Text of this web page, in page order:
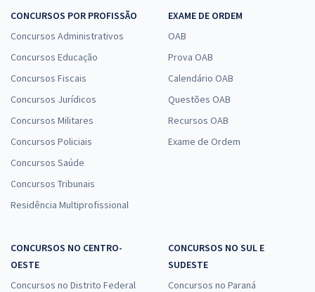
CONCURSOS POR PROFISSÃO
Concursos Administrativos
Concursos Educação
Concursos Fiscais
Concursos Jurídicos
Concursos Militares
Concursos Policiais
Concursos Saúde
Concursos Tribunais
Residência Multiprofissional
EXAME DE ORDEM
OAB
Prova OAB
Calendário OAB
Questões OAB
Recursos OAB
Exame de Ordem
CONCURSOS NO CENTRO-
OESTE
Concursos no Distrito Federal
CONCURSOS NO SUL E
SUDESTE
Concursos no Paraná